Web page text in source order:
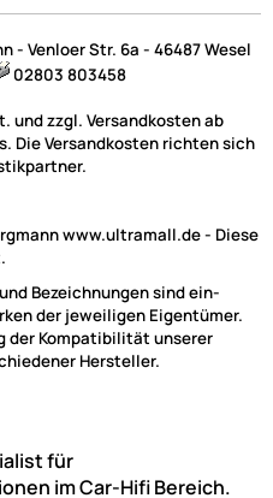
- Venloer Str. 6a - 46487 Wesel
02803 803458
und zzgl. Versandkosten ab
Die Versandkosten richten sich
www.ultramall.de - Diese
Bezeichnungen sind ein-
der jeweiligen Eigentümer.
der Kompatibilität unserer
Hersteller.
für
im Car-Hifi Bereich.